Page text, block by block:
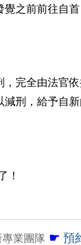
之前前往自
完全由法官
刑，給予自
！
業團隊 ☛ 預